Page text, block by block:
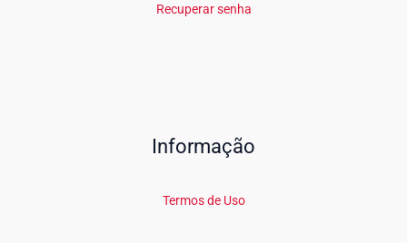
Recuperar senha
Informação
Termos de Uso